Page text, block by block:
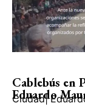
Cablebús en
Eduardo
Ciudad|